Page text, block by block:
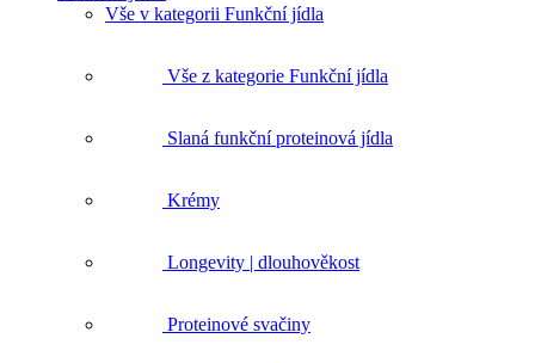
Vše v kategorii Funkční jídla